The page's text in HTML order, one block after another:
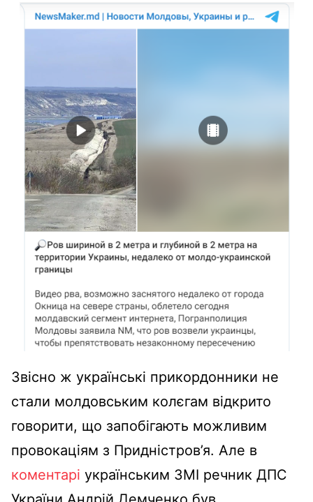
Звісно ж українські прикордонники не
стали молдовським колєгам відкрито
говорити, що запобігають можливим
провокаціям з Придністров’я. Але в
коментарі українським ЗМІ речник ДПС